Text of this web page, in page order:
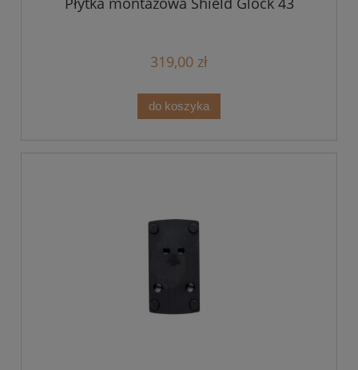
319,00 zł
do koszyka